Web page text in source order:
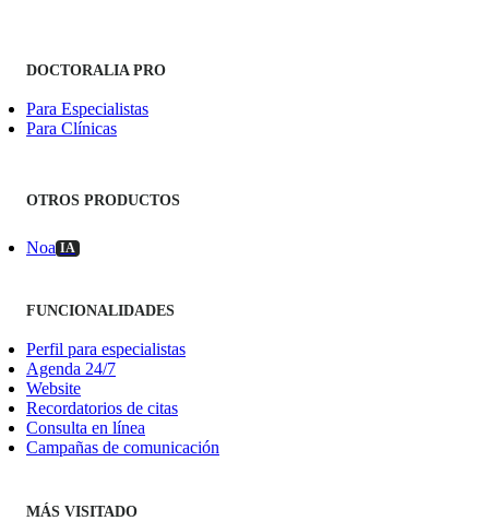
DOCTORALIA PRO
Para Especialistas
Para Clínicas
OTROS PRODUCTOS
Noa IA
FUNCIONALIDADES
Perfil para especialistas
Agenda 24/7
Website
Recordatorios de citas
Consulta en línea
Campañas de comunicación
MÁS VISITADO